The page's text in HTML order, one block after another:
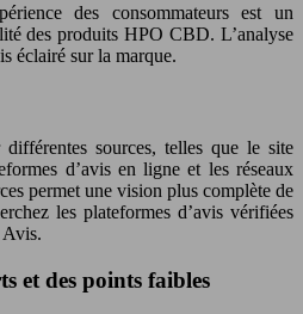
des consommateurs est un
des produits HPO CBD. L’analyse
éclairé sur la marque.
sources, telles que le site
d’avis en ligne et les réseaux
permet une vision plus complète de
les plateformes d’avis vérifiées
et des points faibles